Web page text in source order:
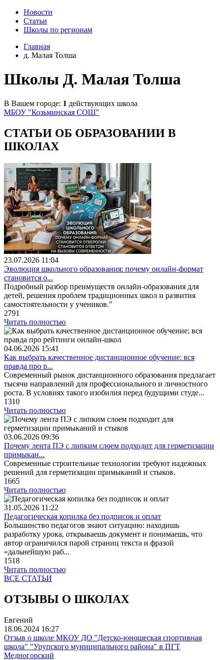
Новости
Статьи
Школы по регионам
Главная
д. Малая Толша
Школы Д. Малая Толша
В Вашем городе: 1 действующих школа
МБОУ "Козьминская СОШ"
СТАТЬИ ОБ ОБРАЗОВАНИИ В
ШКОЛАХ
23.07.2026 11:04
Эволюция школьного образования: почему онлайн-формат
становится о...
Подробный разбор преимуществ онлайн-образования для
детей, решения проблем традиционных школ и развития
самостоятельности у учеников."
2791
Читать полностью
04.06.2026 15:41
Как выбрать качественное дистанционное обучение: вся
правда про р...
Современный рынок дистанционного образования предлагает
тысячи направлений для профессионального и личностного
роста. В условиях такого изобилия перед будущими студе...
1310
Читать полностью
03.06.2026 09:36
Почему лента ПЭ с липким слоем подходит для герметизации
примыкан...
Современные строительные технологии требуют надежных
решений для герметизации примыканий и стыков.
1665
Читать полностью
31.05.2026 11:22
Педагогическая копилка без подписок и оплат
Большинство педагогов знают ситуацию: находишь
разработку урока, открываешь документ и понимаешь, что
автор ограничился парой страниц текста и фразой
«дальнейшую раб...
1518
Читать полностью
ВСЕ СТАТЬИ
ОТЗЫВЫ О ШКОЛАХ
Евгений
18.06.2024 16:27
Отзыв о школе МКОУ ДО "Детско-юношеская спортивная
школа" "Урупского муниципального района" в ПГТ
Медногорский